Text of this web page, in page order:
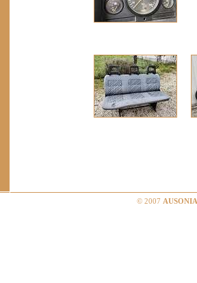
© 2007